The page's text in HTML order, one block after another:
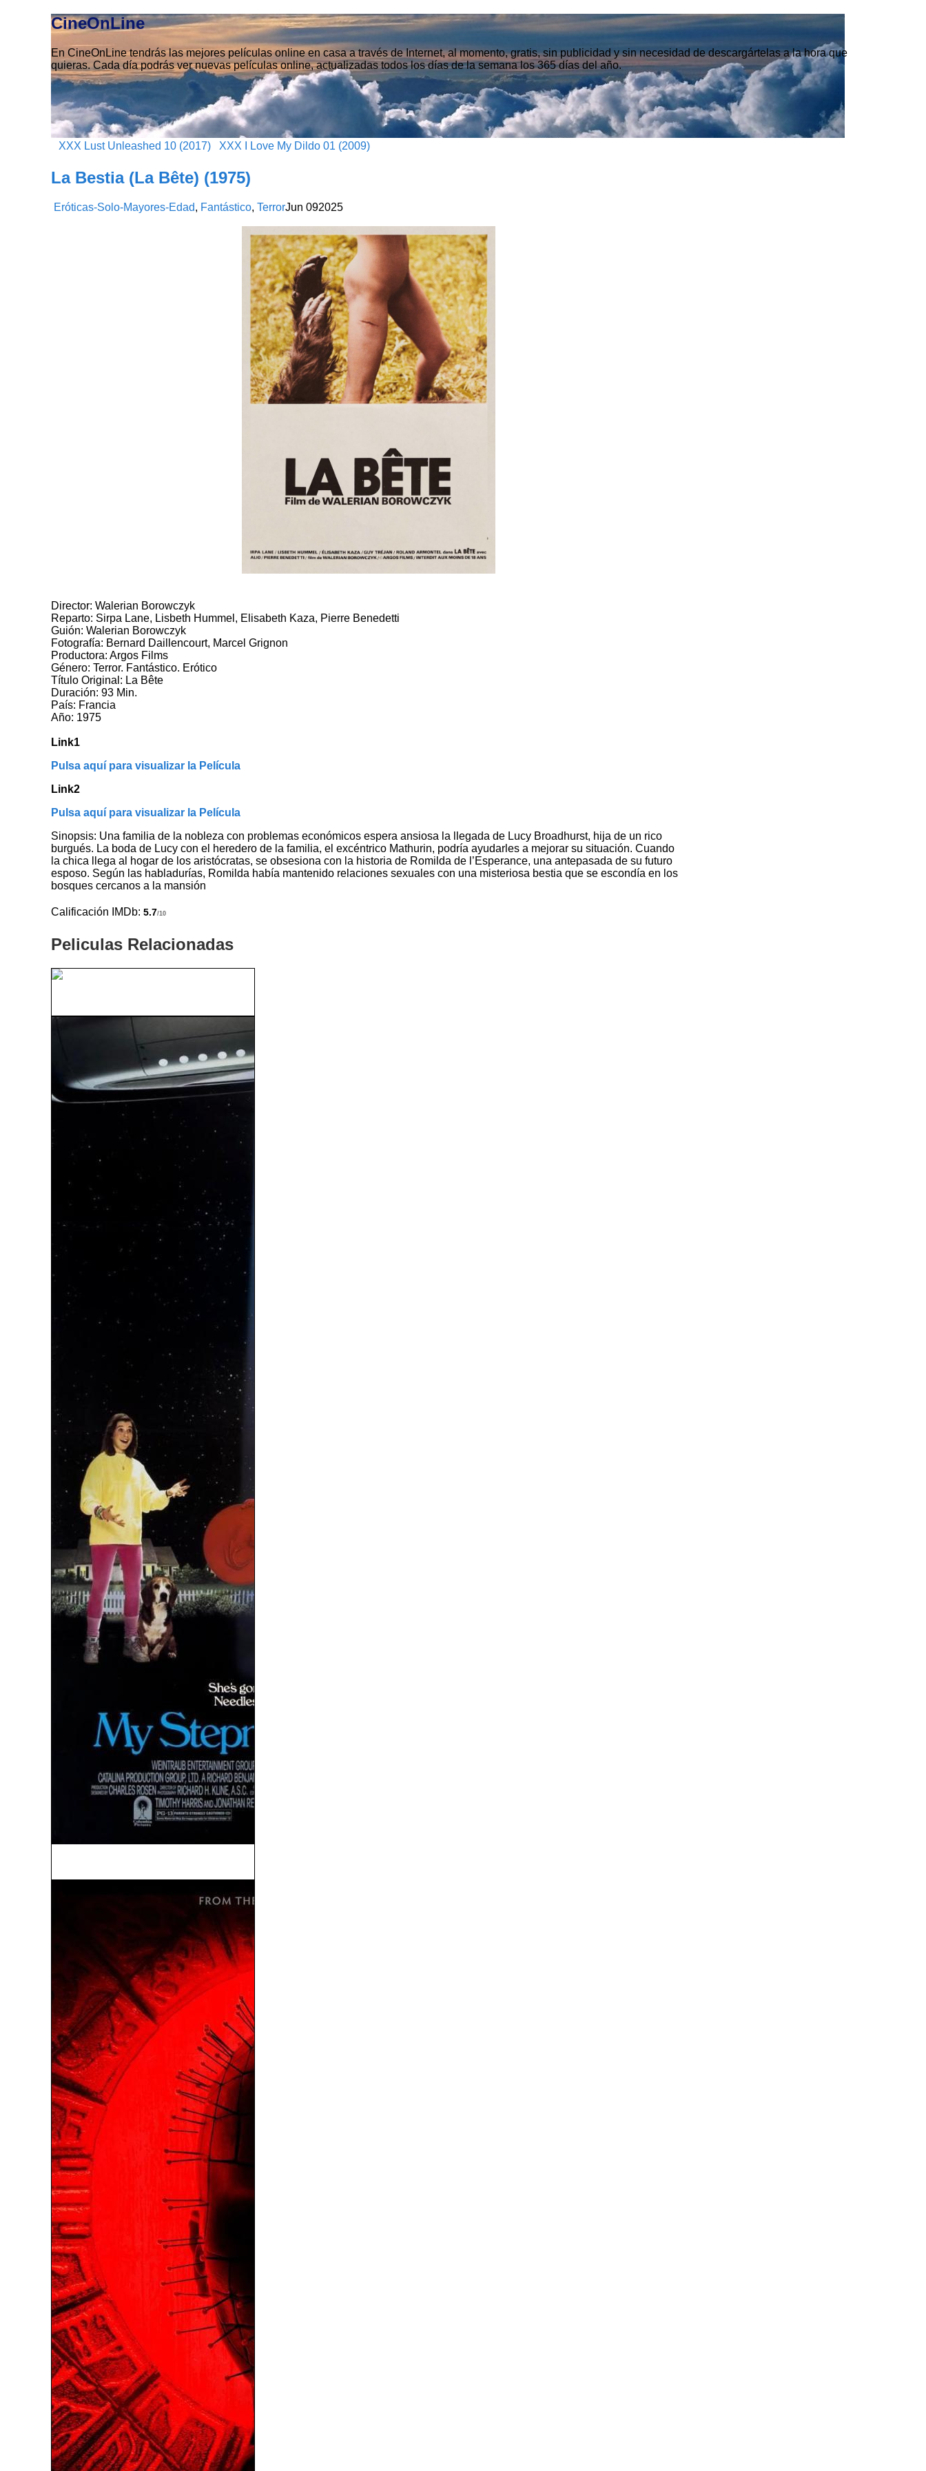
CineOnLine
En CineOnLine tendrás las mejores películas online en casa a través de Internet, al momento, gratis, sin publicidad y sin necesidad de descargártelas a la hora que
quieras. Cada día podrás ver nuevas películas online, actualizadas todos los días de la semana los 365 días del año.
XXX Lust Unleashed 10 (2017) XXX I Love My Dildo 01 (2009)
La Bestia (La Bête) (1975)
Eróticas-Solo-Mayores-Edad, Fantástico,TerrorJun 092025
Director: Walerian Borowczyk
Reparto: Sirpa Lane, Lisbeth Hummel, Elisabeth Kaza, Pierre Benedetti
Guión: Walerian Borowczyk
Fotografía: Bernard Daillencourt, Marcel Grignon
Productora: Argos Films
Género: Terror. Fantástico. Erótico
Título Original: La Bête
Duración: 93 Min.
País: Francia
Año: 1975
Link1
Pulsa aquí para visualizar la Película
Link2
Pulsa aquí para visualizar la Película
Sinopsis: Una familia de la nobleza con problemas económicos espera ansiosa la llegada de Lucy Broadhurst, hija de un rico
burgués. La boda de Lucy con el heredero de la familia, el excéntrico Mathurin, podría ayudarles a mejorar su situación. Cuando
la chica llega al hogar de los aristócratas, se obsesiona con la historia de Romilda de l’Esperance, una antepasada de su futuro
esposo. Según las habladurías, Romilda había mantenido relaciones sexuales con una misteriosa bestia que se escondía en los
bosques cercanos a la mansión
Calificación IMDb:5.7/10
Peliculas Relacionadas